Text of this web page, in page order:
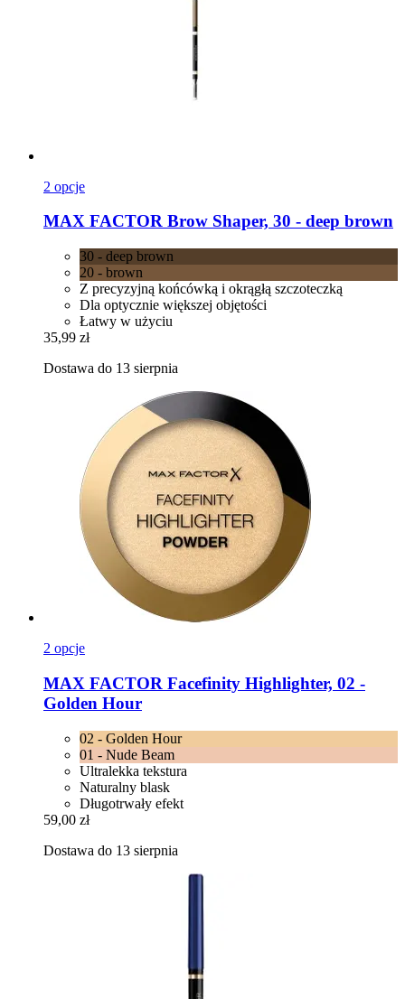
2 opcje
MAX FACTOR Brow Shaper, 30 -​ deep brown
30 - deep brown
20 - brown
Z precyzyjną końcówką i okrągłą szczoteczką
Dla optycznie większej objętości
Łatwy w użyciu
35,99 zł
Dostawa do 13 sierpnia
2 opcje
MAX FACTOR Facefinity Highlighter, 02 -​
Golden Hour
02 - Golden Hour
01 - Nude Beam
Ultralekka tekstura
Naturalny blask
Długotrwały efekt
59,00 zł
Dostawa do 13 sierpnia